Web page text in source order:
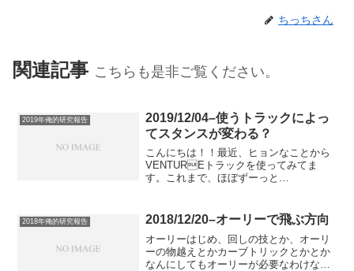
ちっちさん
関連記事 こちらも是非ご覧ください。
2019年俺的研究報告
2019/12/04–使うトラックによっ
てスタンスが変わる？
こんにちは！！最近、ヒョンなことから
VENTUREトラックを使ってみてま
す。これまで、ほぼずーっと
て、あと、INDYとの違いとかも気になっ
ていたので、思い切って使...
2018年俺的研究報告 2018/12/20–オーリーで飛ぶ方向
オーリーはじめ、回しの技とか、オーリ
ーの物越えとかカーブトリックとかとか
なんにしてもオーリーが必要なわけなん